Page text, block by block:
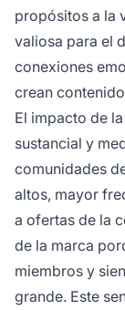
propósitos a la
valiosa para el
conexiones
crean
El impacto de
sustancial y
comunidades
altos, mayor
a ofertas de la
de la marca
miembros y
grande. Este